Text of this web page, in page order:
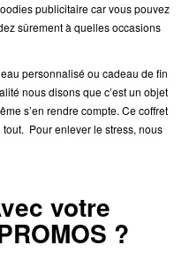
publicitaire car vous pouvez
sûrement à quelles occasions
personnalisé ou cadeau de fin
nous disons que c’est un objet
s’en rendre compte. Ce coffret
Pour enlever le stress, nous
votre
?